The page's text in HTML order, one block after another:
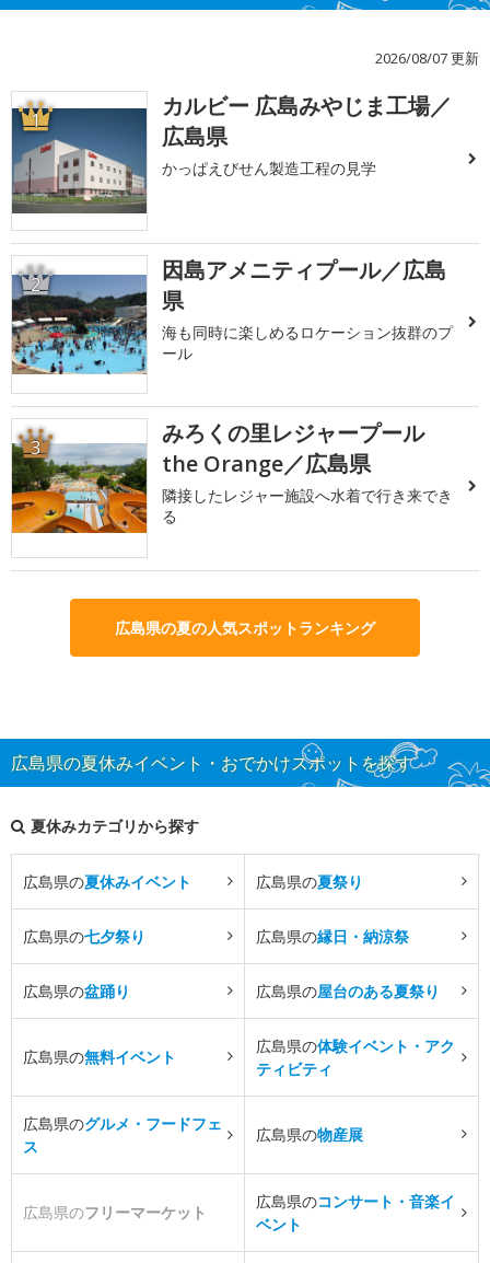
2026/08/07 更新
1
カルビー 広島みやじま工場／
広島県
かっぱえびせん製造工程の見学
2
因島アメニティプール／広島
県
海も同時に楽しめるロケーション抜群のプ
ール
3
みろくの里レジャープール
the Orange／広島県
隣接したレジャー施設へ水着で行き来でき
る
広島県の夏の人気スポットランキング
広島県の夏休みイベント・おでかけスポットを探す
夏休みカテゴリから探す
広島県の夏休みイベント 広島県の夏祭り
広島県の七夕祭り 広島県の縁日・納涼祭
広島県の盆踊り 広島県の屋台のある夏祭り
広島県の無料イベント
広島県の体験イベント・アク
ティビティ
広島県のグルメ・フードフェ
ス
広島県の物産展
広島県のフリーマーケット
広島県のコンサート・音楽イ
ベント